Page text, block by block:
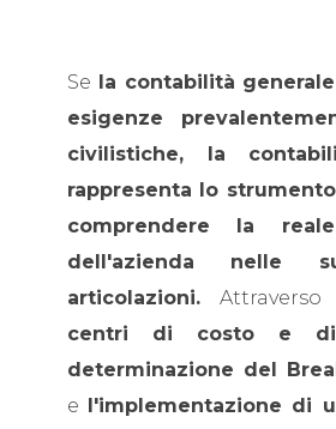
Se
la contabilità
esigenze
civilistiche, la
rappresenta lo
comprendere la
dell'azienda nelle
articolazioni. Attraverso
centri di costo e
determinazione del
e
l'implementazione di